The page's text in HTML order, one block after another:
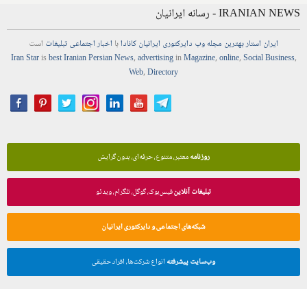
IRANIAN NEWS - رسانه ایرانیان
ایران استاربهترین مجلهوب دایرکتوری ایرانیان کانادابا اخباراجتماعیتبلیغات است
Iran Starisbest Iranian PersianNews,advertisinginMagazine,online,Social Business,
Web,Directory
روزنامهمعتبر، متنوع، حرفه‌ای، بدون گرایش
تبلیغات آنلاینفیس‌بوک، گوگل، تلگرام، ویدئو
شبکه‌های اجتماعی و دایرکتوری ایرانیان
وب‌سایت پیشرفته انواع شرکت‌ها، افراد حقیقی